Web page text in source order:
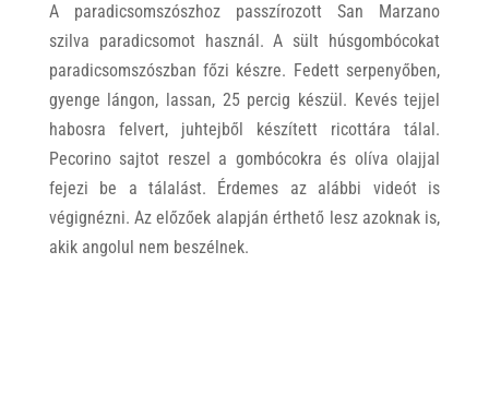
A paradicsomszószhoz passzírozott San Marzano
szilva paradicsomot használ. A sült húsgombócokat
paradicsomszószban főzi készre. Fedett serpenyőben,
gyenge lángon, lassan, 25 percig készül. Kevés tejjel
habosra felvert, juhtejből készített ricottára tálal.
Pecorino sajtot reszel a gombócokra és olíva olajjal
fejezi be a tálalást. Érdemes az alábbi videót is
végignézni. Az előzőek alapján érthető lesz azoknak is,
akik angolul nem beszélnek.